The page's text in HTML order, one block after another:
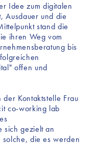
Idee zum digitalen
Ausdauer und die
stand die
ihren Weg vom
bis
offen und
Kontaktstelle Frau
co-working lab
sich gezielt an
solche, die es werden